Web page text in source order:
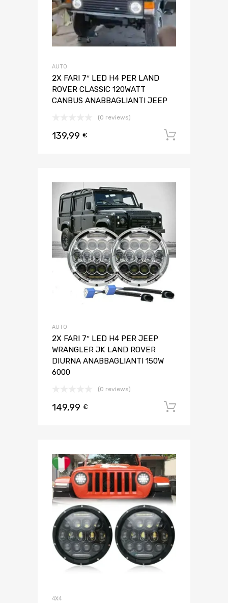
AUTO
2X FARI 7″ LED H4 PER LAND
ROVER CLASSIC 120WATT
CANBUS ANABBAGLIANTI JEEP
(0 reviews)
139,99 €
AUTO
2X FARI 7″ LED H4 PER JEEP
WRANGLER JK LAND ROVER
DIURNA ANABBAGLIANTI 150W
6000
(0 reviews)
149,99 €
4X4